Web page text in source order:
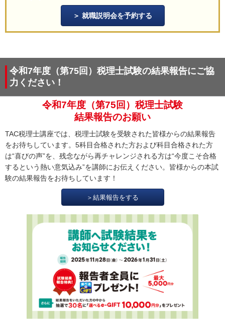
就職説明会を予約する
令和7年度（第75回）税理士試験の結果報告にご協
力ください！
令和7年度（第75回）税理士試験
結果報告のお願い
TAC税理士講座では、税理士試験を受験された皆様からの結果報告
をお待ちしています。5科目合格された方および科目合格された方
は“喜びの声”を、残念ながら再チャレンジされる方は“今度こそ合格
するという熱い意気込み”を講師にお伝えください。皆様からの本試
験の結果報告をお待ちしています！
＞結果報告をする